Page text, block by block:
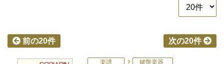
前の20件 次の20件
楽譜 鍵盤楽器